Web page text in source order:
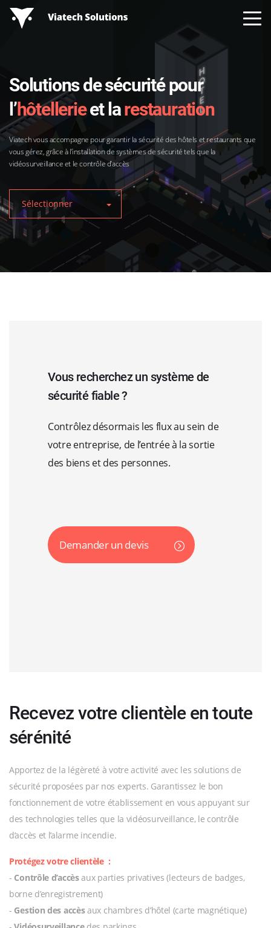
Solutions de sécurité pour
l’hôtellerieet larestauration
Viatech vous accompagne pour garantir la sécurité des hôtels et restaurants que
vous gérez, grâce à l’installation de systèmes de sécurité tels que la
vidéosurveillance et le contrôle d’accès
Sélectionner
Vous recherchez un système de
sécurité fiable ?
Contrôlez désormais les flux au sein de
votre entreprise, de l’entrée à la sortie
des biens et des personnes.
Demander un devis
Recevez votre clientèle en toute
sérénité
Apportez de la légèreté à votre activité avec les solutions de
sécurité proposées par nos experts. Garantissez le bon
fonctionnement de votre établissement en vous appuyant sur
des technologies telles que la vidéosurveillance, le contrôle
d’accès et l’alarme incendie.
Protégez votre clientèle :
- Contrôle d’accèsaux parties privatives (lecteurs de badges,
borne d’enregistrement)
- Gestion des accèsaux chambres d’hôtel (carte magnétique)